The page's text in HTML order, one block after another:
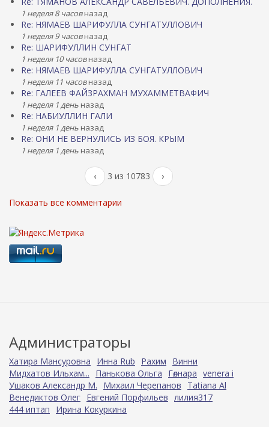
1 неделя 8 часовназад
Re: НЯМАЕВ ШАРИФУЛЛА СУНГАТУЛЛОВИЧ
1 неделя 9 часовназад
Re: ШАРИФУЛЛИН СУНГАТ
1 неделя 10 часовназад
Re: НЯМАЕВ ШАРИФУЛЛА СУНГАТУЛЛОВИЧ
1 неделя 11 часовназад
Re: ГАЛЕЕВ ФАЙЗРАХМАН МУХАММЕТВАФИЧ
1 неделя 1 день назад
Re: НАБИУЛЛИН ГАЛИ
1 неделя 1 день назад
Re: ОНИ НЕ ВЕРНУЛИСЬ ИЗ БОЯ. КРЫМ
1 неделя 1 день назад
‹ 3 из 10783 ›
Показать все комментарии
Администраторы
Хатира Мансуровна Инна Rub Рахим
Винни
Мидхатов Ильхам...
Панькова Ольга Гөлнара venera i
Ушаков Александр М.
Михаил Черепанов
Tatiana Al
Венедиктов Олег Евгений Порфильев лилия317
444 иптап
Ирина Кокуркина